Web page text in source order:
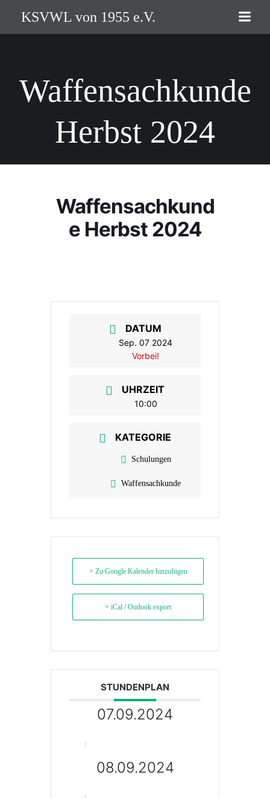
Inhalt
springen
KSVWL von 1955 e.V.
Waffensachkunde
Herbst 2024
Waffensachkund
e Herbst 2024
DATUM
Sep. 07 2024
Vorbei!
UHRZEIT
10:00
KATEGORIE
Schulungen
Waffensachkunde
+ Zu Google Kalender hinzufügen
+ iCal / Outlook export
STUNDENPLAN
07.09.2024
08.09.2024